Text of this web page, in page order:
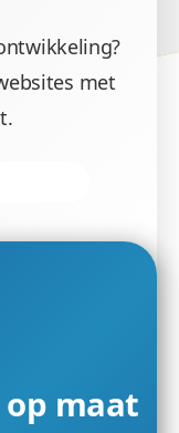
met
maat